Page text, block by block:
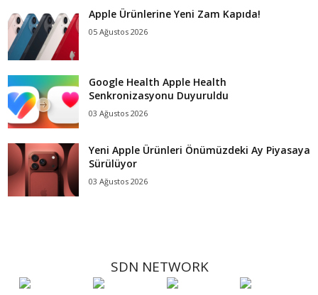
Apple Ürünlerine Yeni Zam Kapıda!
05 Ağustos 2026
Google Health Apple Health
Senkronizasyonu Duyuruldu
03 Ağustos 2026
Yeni Apple Ürünleri Önümüzdeki Ay Piyasaya
Sürülüyor
03 Ağustos 2026
SDN NETWORK